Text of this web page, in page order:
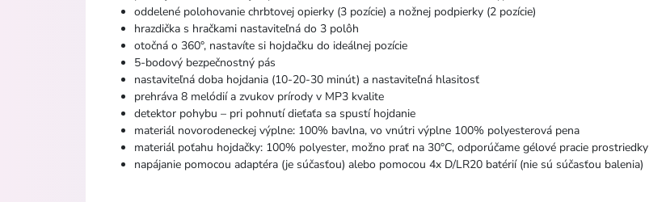
oddelené polohovanie chrbtovej opierky (3 pozície) a nožnej podpierky (2 pozície)
hrazdička s hračkami nastaviteľná do 3 polôh
otočná o 360°, nastavíte si hojdačku do ideálnej pozície
5-bodový bezpečnostný pás
nastaviteľná doba hojdania (10-20-30 minút) a nastaviteľná hlasitosť
prehráva 8 melódií a zvukov prírody v MP3 kvalite
detektor pohybu – pri pohnutí dieťaťa sa spustí hojdanie
materiál novorodeneckej výplne: 100% bavlna, vo vnútri výplne 100% polyesterová pena
materiál poťahu hojdačky: 100% polyester, možno prať na 30°C, odporúčame gélové pracie prostriedky
napájanie pomocou adaptéra (je súčasťou) alebo pomocou 4x D/LR20 batérií (nie sú súčasťou balenia)